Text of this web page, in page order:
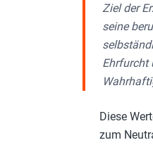
Ziel der
seine
Ehrfurcht
Diese
zum